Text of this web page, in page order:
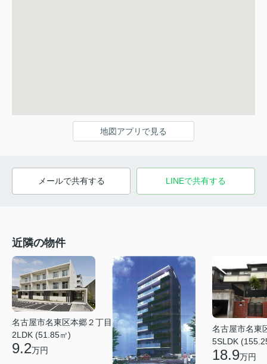
地図アプリで見る
メールで共有する LINEで共有する
近隣の物件
名古屋市名東区本郷２丁目
2LDK (51.85㎡)
9.2万円
名古屋市名東
5SLDK
18.9万円